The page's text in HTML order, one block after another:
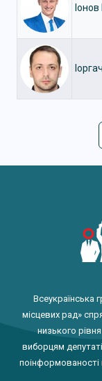
Всеукраїнська
місцевих рад»
низького
виборцям
поінформованості